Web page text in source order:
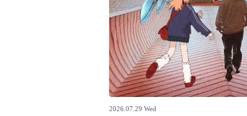
2026.07.29 Wed